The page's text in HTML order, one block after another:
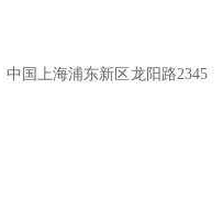
国上海浦东新区龙阳路2345